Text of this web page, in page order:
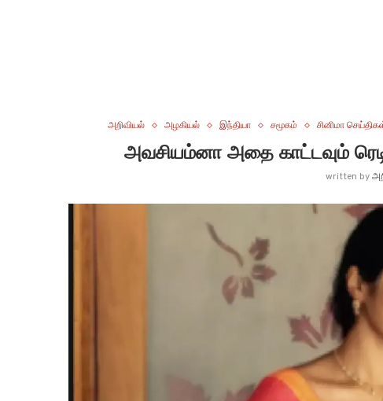
அறிவியல் அழகியல் இந்தியா சமூகம் சினிமா
அவசியம்னா அதை காட்டவும்
written by